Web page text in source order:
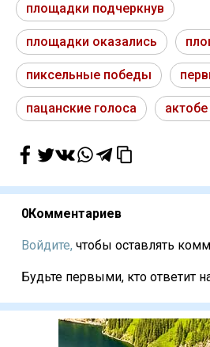
площадки подчеркнув
площадки оказались
пиксельные победы
пацанские голоса
0Комментариев
Войдите, чтобы оставлять
Будьте первыми, кто ответит